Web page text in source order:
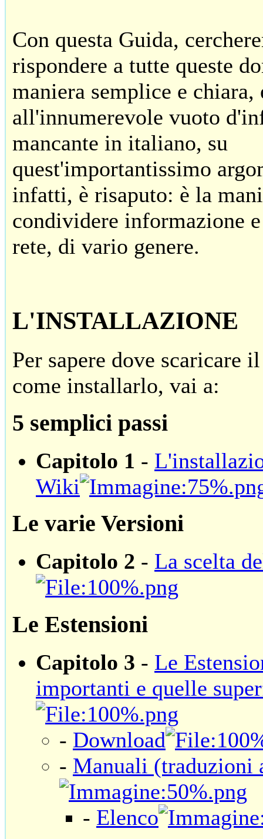
Con questa Guida,
rispondere a tutte queste
maniera semplice e
all'innumerevole vuoto
mancante in italiano, su
quest'importantissimo
infatti, è risaputo: è la
condividere informazione
rete, di vario genere.
L'INSTALLAZIONE
Per sapere dove scaricare
come installarlo, vai a:
5 semplici passi
Capitolo 1 -
Wiki
Le varie Versioni
Capitolo 2 - La scelta
Le Estensioni
Capitolo 3 - Le
importanti e quelle
- Download
- Manuali (traduzioni
- Elenco